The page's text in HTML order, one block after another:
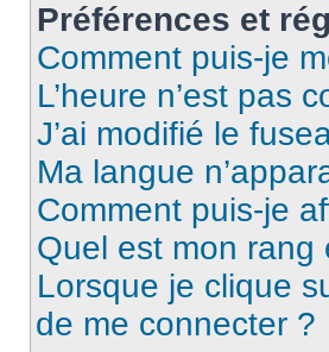
Préférences et
Comment puis-je
L’heure n’est pas
J’ai modifié le
Ma langue
Comment puis-je
Quel est mon rang
Lorsque je clique
de me connecter ?